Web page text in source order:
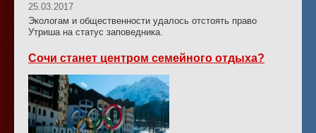
25.03.2017
Экологам и общественности удалось отстоять право
Утриша на статус заповедника.
Сочи станет центром семейного отдыха?